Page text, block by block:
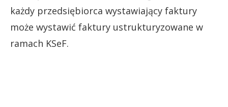
każdy przedsiębiorca wystawiający faktury
może wystawić faktury ustrukturyzowane w
ramach KSeF.